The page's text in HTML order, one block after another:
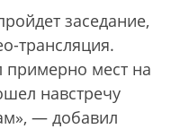
заседание,
трансляция.
примерно мест на
навстречу
— добавил